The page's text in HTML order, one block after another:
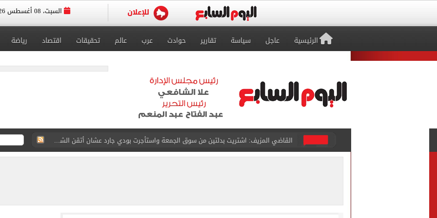
السبت، 08 أغسطس 2026
الرئيسية عاجل سياسة تقارير حوادث عرب عالم تحقيقات اقتصاد رياضة
برشلونة يطرح تذاكر مواجهة الأهلي على كأس خوان جامبر
طرابزون سبور ينفي الحجز على مستحقات محمد صلاح
الأهلي ينهي مرانه الأول فى معسكر إسبانيا.. جلسة عموتة وفقرة بدنية.. صور